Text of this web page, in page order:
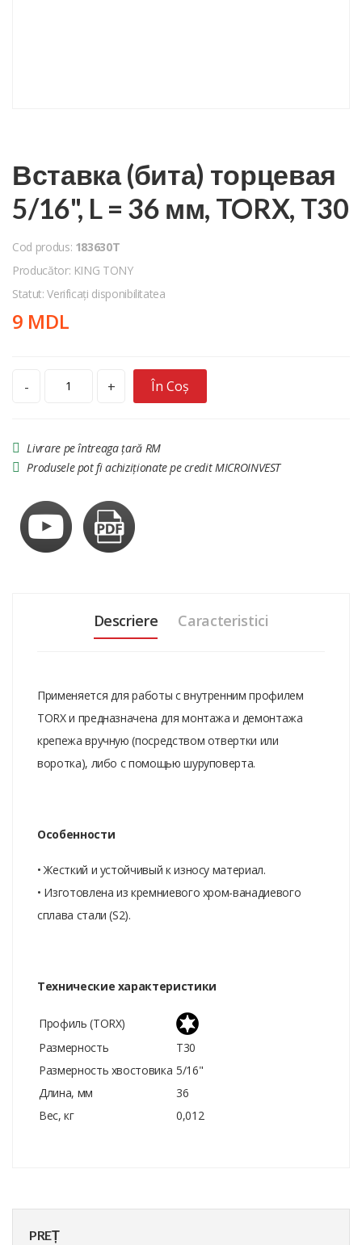
PREȚ
Вставка (бита) торцевая
5/16", L = 36 мм, TORX, T30
Cod produs: 183630T
Producător: KING TONY
Statut: Verificați disponibilitatea
9 MDL
- + În Coș
Livrare pe întreaga țară RM
Produsele pot fi achiziționate pe credit MICROINVEST
Descriere Caracteristici
Применяется для работы с внутренним профилем
TORX и предназначена для монтажа и демонтажа
крепежа вручную (посредством отвертки или
воротка), либо с помощью шуруповерта.
Особенности
• Жесткий и устойчивый к износу материал.
• Изготовлена из кремниевого хром-ванадиевого
сплава стали (S2).
Технические характеристики
Профиль (TORX)
Размерность
T30
Размерность хвостовика 5/16"
Длина, мм
36
Вес, кг
0,012